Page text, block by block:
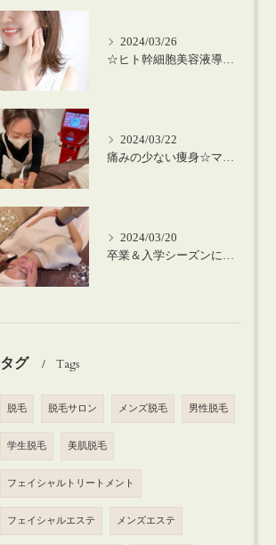
2024/03/26
☆ヒト幹細胞美容液導入の美肌顔脱毛☆
2024/03/22
痛みの少ない痩身☆マシーンを使った筋膜リリース！
2024/03/20
卒業＆入学シーズンにお肌のメンテナンスを♪
タグ Tags
脱毛 脱毛サロン メンズ脱毛 男性脱毛
学生脱毛 美肌脱毛
フェイシャルトリートメント
フェイシャルエステ メンズエステ